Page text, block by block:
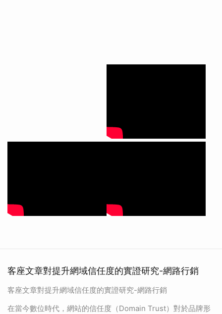
客座文章對提升網域信任度的實證研究-網路行銷
客座文章對提升網域信任度的實證研究-網路行銷
在當今數位時代，網站的信任度（Domain Trust）對於品牌形